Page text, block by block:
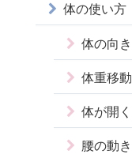
体の使い方
体の向き
体重移動
体が開く
腰の動き